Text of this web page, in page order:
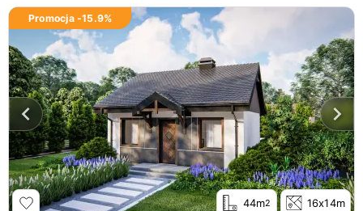
Promocja -15.9%
44m2 16x14m